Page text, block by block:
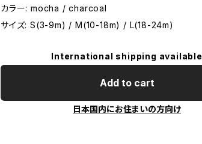
カラー: mocha / charcoal
サイズ: S(3-9m) / M(10-18m) / L(18-24m)
International shipping available
Add to cart
日本国内にお住まいの方向け